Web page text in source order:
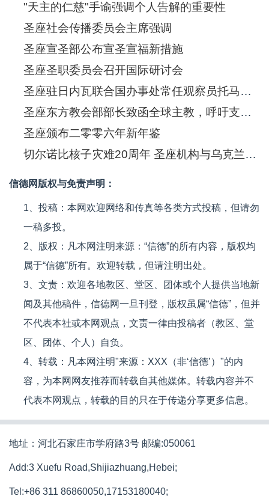
"天主的仁慈"手谕强调个人告解的重要性
圣座社会传播委员会主席强调
圣座宣圣部公布宣圣宣福新措施
圣座圣职委员会召开国际研讨会
圣座驻日内瓦联合国办事处常任观察员托马西总主教谈联合国人权委员会的前途
圣座东方教会部部长致函全球主教，呼吁支持圣地基督信徒团体
圣座颁布二零零六年新年鉴
切尔诺比核子灾难20周年 圣座机构与乌克兰使馆召集国际会议反省事件的教训
信德网版权与免责声明：
1、投稿：本网欢迎网络和传真等各类方式投稿，但请勿
一稿多投。
2、版权：凡本网注明来源：“信德”的所有内容，版权均
属于“信德”所有。欢迎转载，但请注明出处。
3、文责：欢迎各地教区、堂区、团体或个人提供当地新
闻及其他稿件，信德网一旦刊登，版权虽属“信德”，但并
不代表本社或本网观点，文责一律由投稿者（教区、堂
区、团体、个人）自负。
4、转载：凡本网注明"来源：XXX（非‘信德’）"的内
容，为本网网友推荐而转载自其他媒体。转载内容并不
代表本网观点，转载的目的只在于传递分享更多信息。
地址：河北石家庄市学府路3号 邮编:050061
Add:3 Xuefu Road,Shijiazhuang,Hebei;
Tel:+86 311 86860050,17153180040;